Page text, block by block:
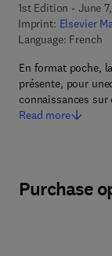
1st Edition - June
Imprint: Elsevier
Language: French
En format poche,
présente, pour
connaissances
Read more
Purchase